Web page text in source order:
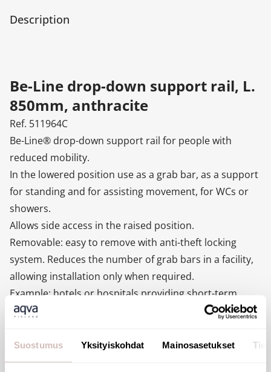
Suostumus Yksityiskohdat Mainosasetukset
Description
Be-Line drop-down support rail, L.
850mm, anthracite
Ref. 511964C
Be-Line® drop-down support rail for people with
reduced mobility.
In the lowered position use as a grab bar, as a support
for standing and for assisting movement, for WCs or
showers.
Allows side access in the raised position.
Removable: easy to remove with anti-theft locking
system. Reduces the number of grab bars in a facility,
allowing installation only when required.
Example: hotels or hospitals providing short-term
accommodation for disabled people.
upright position.
Aluminium tube.